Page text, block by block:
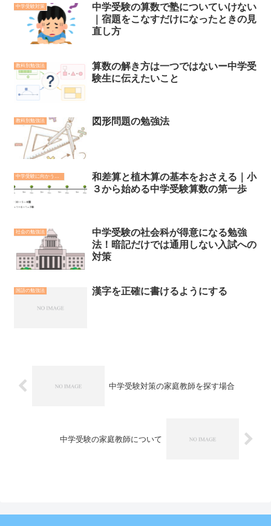
中学受験対策
中学受験の算数で塾についていけない
｜宿題をこなすだけになったときの見
直し方
教科別勉強法
算数の解き方は一つではないー中学受
験生に伝えたいこと
教科別勉強法 図形問題の勉強法
中学受験に向かう前に
和差算と植木算の基本をおさえる｜小
３から始める中学受験算数の第一歩
社会の勉強法
中学受験の社会科が得意になる勉強
法！暗記だけでは通用しない入試への
対策
国語の勉強法 漢字を正確に書けるようにする
中学受験対策の家庭教師を探す場合
中学受験の家庭教師について